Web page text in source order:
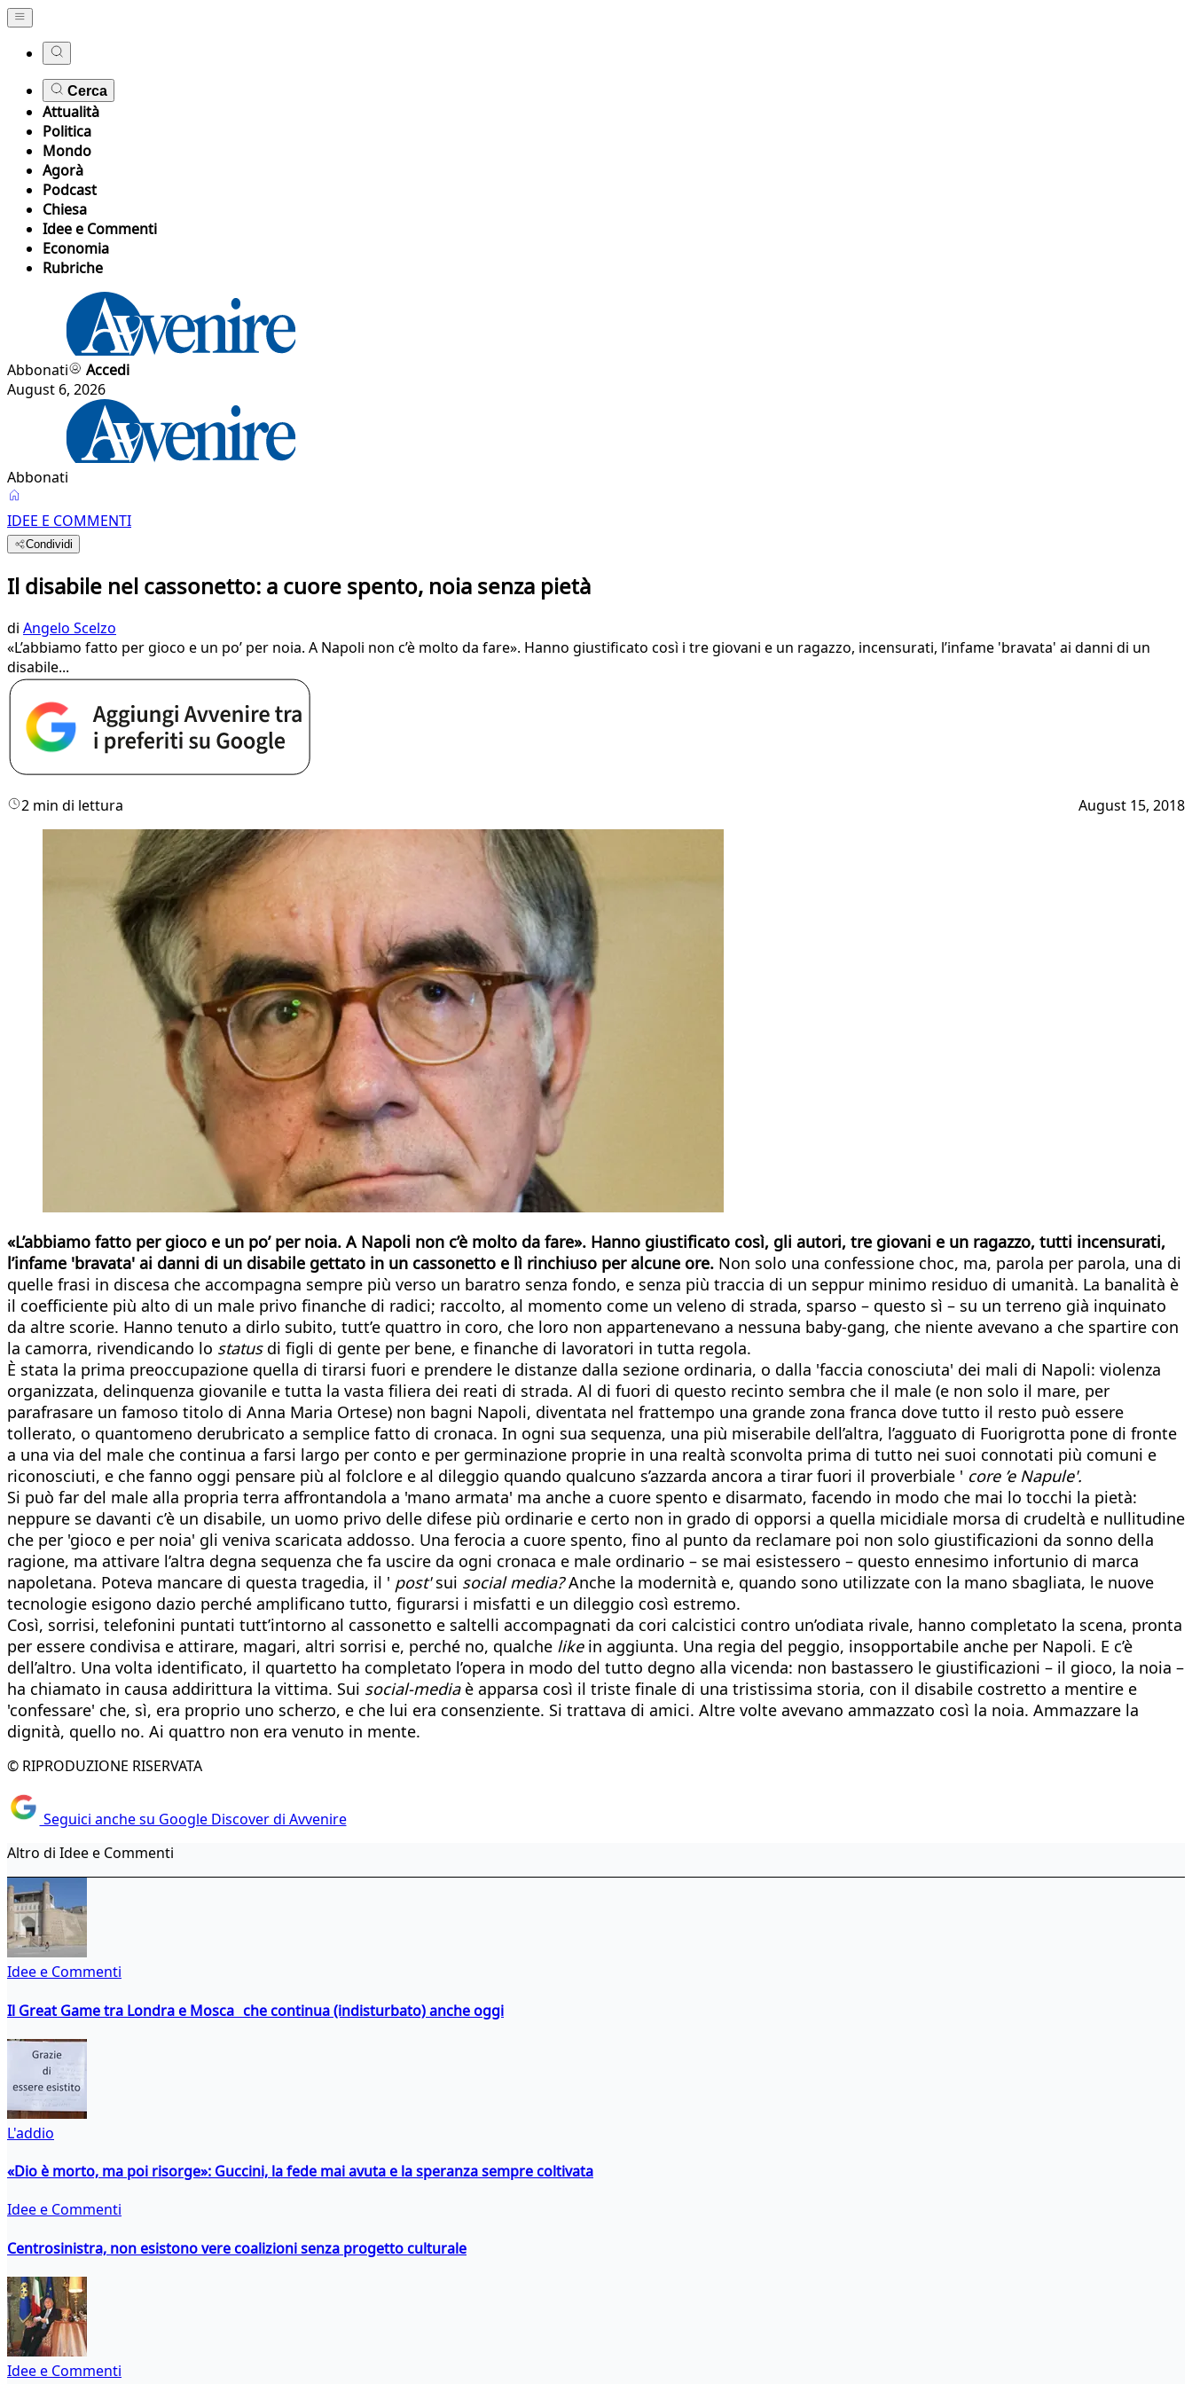
Cerca
Attualità
Politica
Mondo
Agorà
Podcast
Chiesa
Idee e Commenti
Economia
Rubriche
Abbonati
Accedi
August 6, 2026
Abbonati
IDEE E COMMENTI
Condividi
Il disabile nel cassonetto: a cuore spento, noia senza pietà
di Angelo Scelzo
«L’abbiamo fatto per gioco e un po’ per noia. A Napoli non c’è molto da fare». Hanno giustificato così i tre giovani e un ragazzo, incensurati, l’infame 'bravata' ai danni di un
disabile...
2 min di lettura August 15, 2018
«L’abbiamo fatto per gioco e un po’ per noia. A Napoli non c’è molto da fare». Hanno giustificato così, gli autori, tre giovani e un ragazzo, tutti incensurati,
l’infame 'bravata' ai danni di un disabile gettato in un cassonetto e lì rinchiuso per alcune ore. Non solo una confessione choc, ma, parola per parola, una di
quelle frasi in discesa che accompagna sempre più verso un baratro senza fondo, e senza più traccia di un seppur minimo residuo di umanità. La banalità è
il coefficiente più alto di un male privo finanche di radici; raccolto, al momento come un veleno di strada, sparso – questo sì – su un terreno già inquinato
da altre scorie. Hanno tenuto a dirlo subito, tutt’e quattro in coro, che loro non appartenevano a nessuna baby-gang, che niente avevano a che spartire con
la camorra, rivendicando lo statusdi figli di gente per bene, e finanche di lavoratori in tutta regola.
È stata la prima preoccupazione quella di tirarsi fuori e prendere le distanze dalla sezione ordinaria, o dalla 'faccia conosciuta' dei mali di Napoli: violenza
organizzata, delinquenza giovanile e tutta la vasta filiera dei reati di strada. Al di fuori di questo recinto sembra che il male (e non solo il mare, per
parafrasare un famoso titolo di Anna Maria Ortese) non bagni Napoli, diventata nel frattempo una grande zona franca dove tutto il resto può essere
tollerato, o quantomeno derubricato a semplice fatto di cronaca. In ogni sua sequenza, una più miserabile dell’altra, l’agguato di Fuorigrotta pone di fronte
a una via del male che continua a farsi largo per conto e per germinazione proprie in una realtà sconvolta prima di tutto nei suoi connotati più comuni e
riconosciuti, e che fanno oggi pensare più al folclore e al dileggio quando qualcuno s’azzarda ancora a tirar fuori il proverbiale ' core ’e Napule'.
Si può far del male alla propria terra affrontandola a 'mano armata' ma anche a cuore spento e disarmato, facendo in modo che mai lo tocchi la pietà:
neppure se davanti c’è un disabile, un uomo privo delle difese più ordinarie e certo non in grado di opporsi a quella micidiale morsa di crudeltà e nullitudine
che per 'gioco e per noia' gli veniva scaricata addosso. Una ferocia a cuore spento, fino al punto da reclamare poi non solo giustificazioni da sonno della
ragione, ma attivare l’altra degna sequenza che fa uscire da ogni cronaca e male ordinario – se mai esistessero – questo ennesimo infortunio di marca
napoletana. Poteva mancare di questa tragedia, il ' post'sui social media?Anche la modernità e, quando sono utilizzate con la mano sbagliata, le nuove
tecnologie esigono dazio perché amplificano tutto, figurarsi i misfatti e un dileggio così estremo.
Così, sorrisi, telefonini puntati tutt’intorno al cassonetto e saltelli accompagnati da cori calcistici contro un’odiata rivale, hanno completato la scena, pronta
per essere condivisa e attirare, magari, altri sorrisi e, perché no, qualche likein aggiunta. Una regia del peggio, insopportabile anche per Napoli. E c’è
dell’altro. Una volta identificato, il quartetto ha completato l’opera in modo del tutto degno alla vicenda: non bastassero le giustificazioni – il gioco, la noia –
ha chiamato in causa addirittura la vittima. Sui social-mediaè apparsa così il triste finale di una tristissima storia, con il disabile costretto a mentire e
'confessare' che, sì, era proprio uno scherzo, e che lui era consenziente. Si trattava di amici. Altre volte avevano ammazzato così la noia. Ammazzare la
dignità, quello no. Ai quattro non era venuto in mente.
© RIPRODUZIONE RISERVATA
Seguici anche su Google Discover di Avvenire
Altro di Idee e Commenti
Idee e Commenti
Il Great Game tra Londra e Mosca che continua (indisturbato) anche oggi
L'addio
«Dio è morto, ma poi risorge»: Guccini, la fede mai avuta e la speranza sempre coltivata
Idee e Commenti
Centrosinistra, non esistono vere coalizioni senza progetto culturale
Idee e Commenti